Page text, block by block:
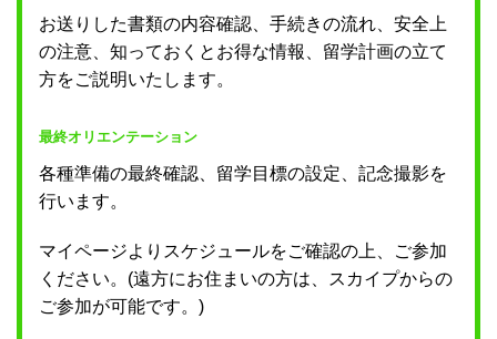
お送りした書類の内容確認、手続きの流れ、安全上
の注意、知っておくとお得な情報、留学計画の立て
方をご説明いたします。
最終オリエンテーション
各種準備の最終確認、留学目標の設定、記念撮影を
行います。
マイページよりスケジュールをご確認の上、ご参加
ください。(遠方にお住まいの方は、スカイプからの
ご参加が可能です。)